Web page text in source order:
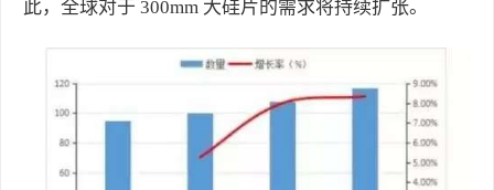
此，全球对于 300mm 大硅片的需求将持续扩张。